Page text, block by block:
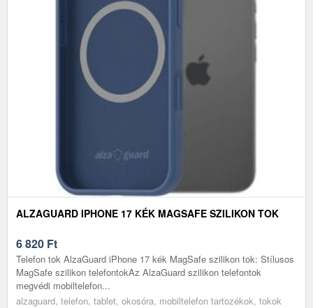
ALZAGUARD IPHONE 17 KÉK MAGSAFE SZILIKON TOK
6 820 Ft
Telefon tok AlzaGuard iPhone 17 kék MagSafe szilikon tok: Stílusos
MagSafe szilikon telefontokAz AlzaGuard szilikon telefontok
megvédi mobiltelefon...
alzaguard, telefon, tablet, okosóra, mobiltelefon tartozékok, tokok